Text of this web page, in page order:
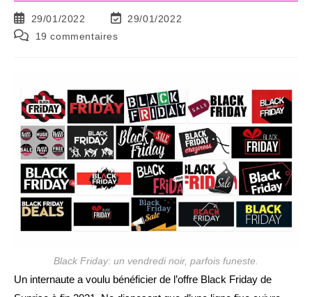
Publication
publiée :
29/01/2022
Dernière
29/01/2022
Commentaires
19 commentaires
Black Friday: un vendredi noir, parfois funeste.
Un internaute a voulu bénéficier de l’offre Black Friday de